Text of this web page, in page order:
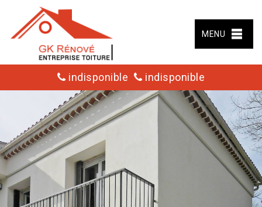
MENU
indisponible indisponible